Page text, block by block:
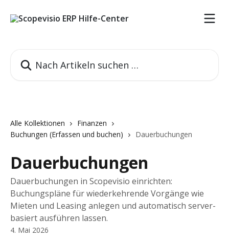
Alle Kollektionen
Finanzen
Buchungen (Erfassen und buchen)
Dauerbuchungen
Dauerbuchungen
Dauerbuchungen in Scopevisio einrichten:
Buchungspläne für wiederkehrende Vorgänge wie
Mieten und Leasing anlegen und automatisch server-
basiert ausführen lassen.
4. Mai 2026